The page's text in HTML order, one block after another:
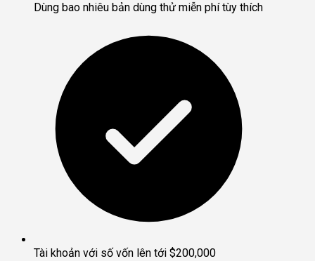
Dùng bao nhiêu bản dùng thử miễn phí tùy thích
Tài khoản với số vốn lên tới $200,000